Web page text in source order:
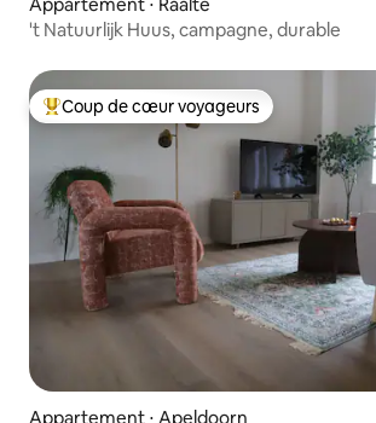
't Natuurlijk Huus, campagne, durable
Coups de cœur voyageurs les plus
Coup de cœur voyageurs
Appartement ⋅ Apeldoorn